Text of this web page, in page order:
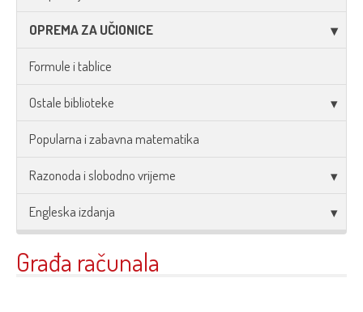
OPREMA ZA UČIONICE
Formule i tablice
Ostale biblioteke
Popularna i zabavna matematika
Razonoda i slobodno vrijeme
Engleska izdanja
Građa računala